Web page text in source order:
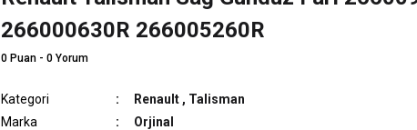
266000630R 266005260R
0 Puan - 0 Yorum
Kategori Renault , Talisman
Marka
Orjinal